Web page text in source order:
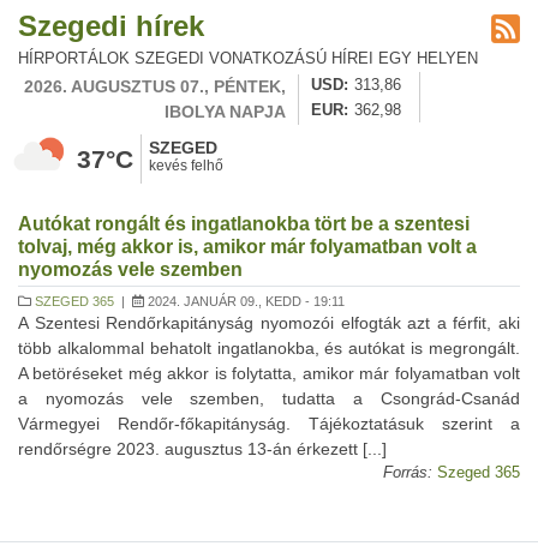
Szegedi hírek
HÍRPORTÁLOK SZEGEDI VONATKOZÁSÚ HÍREI EGY HELYEN
2026. AUGUSZTUS 07., PÉNTEK,
IBOLYA NAPJA
USD
313,86
EUR
362,98
37°C SZEGED
kevés felhő
Autókat rongált és ingatlanokba tört be a szentesi
tolvaj, még akkor is, amikor már folyamatban volt a
nyomozás vele szemben
SZEGED 365 | 2024. JANUÁR 09., KEDD - 19:11
A Szentesi Rendőrkapitányság nyomozói elfogták azt a férfit, aki
több alkalommal behatolt ingatlanokba, és autókat is megrongált.
A betöréseket még akkor is folytatta, amikor már folyamatban volt
a nyomozás vele szemben, tudatta a Csongrád-Csanád
Vármegyei Rendőr-főkapitányság. Tájékoztatásuk szerint a
rendőrségre 2023. augusztus 13-án érkezett [...]
Forrás: Szeged 365